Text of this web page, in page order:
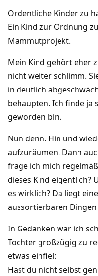
Ordentliche Kinder zu
Ein Kind zur Ordnung
Mammutprojekt.
Mein Kind gehört eher
nicht weiter schlimm.
in deutlich
behaupten. Ich finde ja
geworden bin.
Nun denn. Hin und
aufzuräumen. Dann
frage ich mich
dieses Kind eigentlich?
es wirklich? Da liegt
aussortierbaren
In Gedanken war ich
Tochter großzügig zu
etwas einfiel:
Hast du nicht selbst